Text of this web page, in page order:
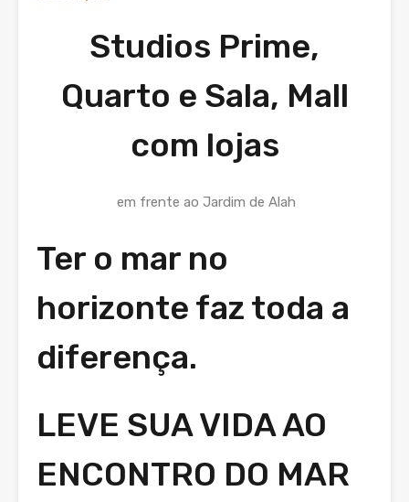
Studios Prime,
Quarto e Sala, Mall
com lojas
em frente ao Jardim de Alah
Ter o mar no
horizonte faz toda a
diferença.
LEVE SUA VIDA AO
ENCONTRO DO MAR